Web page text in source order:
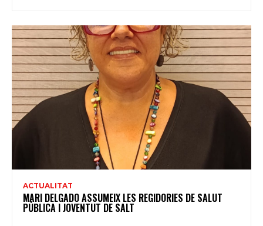
ACTUALITAT
MARI DELGADO ASSUMEIX LES REGIDORIES DE SALUT
PÚBLICA I JOVENTUT DE SALT